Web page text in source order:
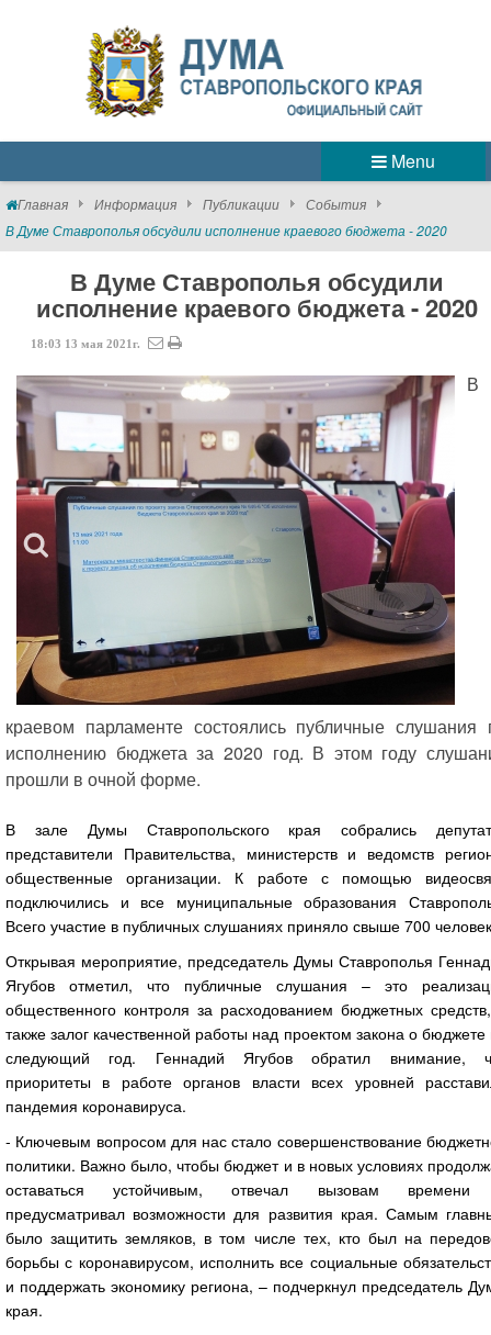
Menu
Главная Информация Публикации
События
В Думе Ставрополья обсудили исполнение краевого бюджета - 2020
В Думе Ставрополья обсудили
исполнение краевого бюджета - 2020
18:03 13 мая 2021г.
В
краевом парламенте состоялись публичные слушания
исполнению бюджета за 2020 год. В этом году
прошли в очной форме.
В зале Думы Ставропольского края собрались
представители Правительства, министерств и ведомств
общественные организации. К работе с помощью
подключились и все муниципальные образования
Всего участие в публичных слушаниях приняло свыше 700
Открывая мероприятие, председатель Думы Ставрополья
Ягубов отметил, что публичные слушания – это
общественного контроля за расходованием бюджетных
также залог качественной работы над проектом закона о бюджете
следующий год. Геннадий Ягубов обратил внимание,
приоритеты в работе органов власти всех уровней
пандемия коронавируса.
- Ключевым вопросом для нас стало совершенствование
политики. Важно было, чтобы бюджет и в новых условиях
оставаться устойчивым, отвечал вызовам
предусматривал возможности для развития края. Самым
было защитить земляков, в том числе тех, кто был на
борьбы с коронавирусом, исполнить все социальные
и поддержать экономику региона, – подчеркнул председатель
края.